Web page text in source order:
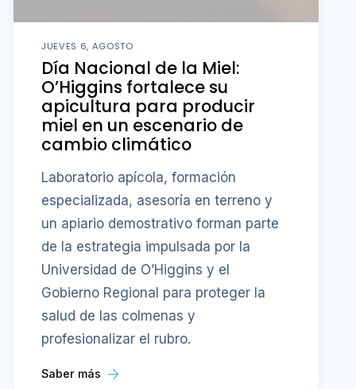
JUEVES 6, AGOSTO
Día Nacional de la Miel:
O’Higgins fortalece su
apicultura para producir
miel en un escenario de
cambio climático
Laboratorio apícola, formación
especializada, asesoría en terreno y
un apiario demostrativo forman parte
de la estrategia impulsada por la
Universidad de O’Higgins y el
Gobierno Regional para proteger la
salud de las colmenas y
profesionalizar el rubro.
Saber más